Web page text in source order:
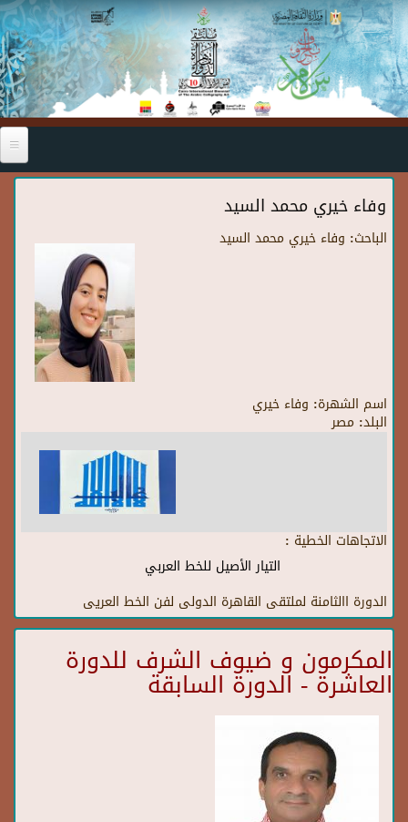
Skip to main content
وفاء خيري محمد السيد
الباحث: وفاء خيري محمد السيد
اسم الشهرة: وفاء خيري
البلد: مصر
الاتجاهات الخطية :
التيار الأصيل للخط العربي
الدورة االثامنة لملتقى القاهرة الدولى لفن الخط العريى
المكرمون و ضيوف الشرف للدورة
العاشرة - الدورة السابقة